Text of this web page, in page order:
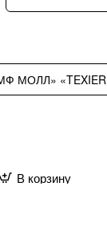
В корзину